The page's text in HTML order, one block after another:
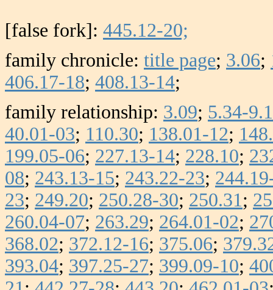
[false fork]: 445.12-20;
family chronicle: title page; 3.06;
406.17-18; 408.13-14;
family relationship: 3.09; 5.34-
40.01-03; 110.30; 138.01-12;
199.05-06; 227.13-14; 228.10;
08; 243.13-15; 243.22-23;
23; 249.20; 250.28-30; 250.31;
260.04-07; 263.29; 264.01-02;
368.02; 372.12-16; 375.06;
393.04; 397.25-27; 399.09-10;